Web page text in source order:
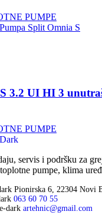
PUMPE
3.2 UI HI 3
PUMPE
servis i podršku za
pumpe, klima
Pionirska 6, 22304 Novi
063 60 70 55
artehnic@gmail.com